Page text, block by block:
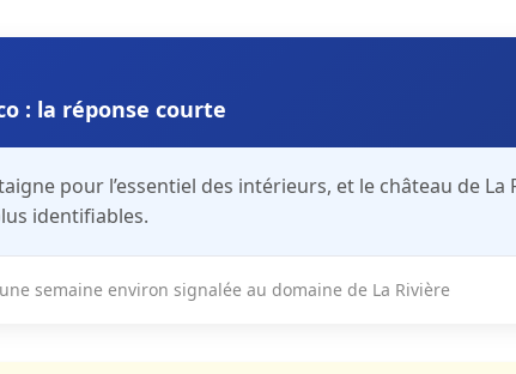
: la réponse courte
pour l’essentiel des intérieurs, et le château de La
identifiables.
semaine environ signalée au domaine de La Rivière